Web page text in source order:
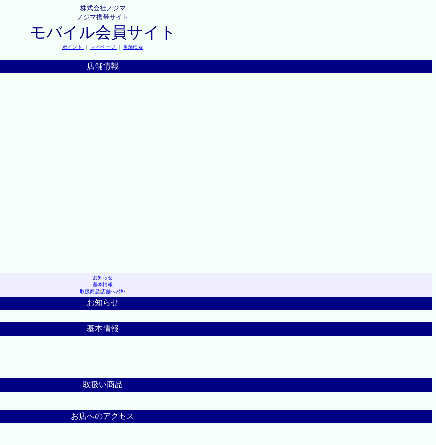
株式会社ノジマ
ノジマ携帯サイト
モバイル会員サイト
ポイント ｜ マイページ ｜ 店舗検索
店舗情報
お知らせ
基本情報
取扱商品|店舗へｱｸｾｽ
お知らせ
基本情報
取扱い商品
お店へのアクセス